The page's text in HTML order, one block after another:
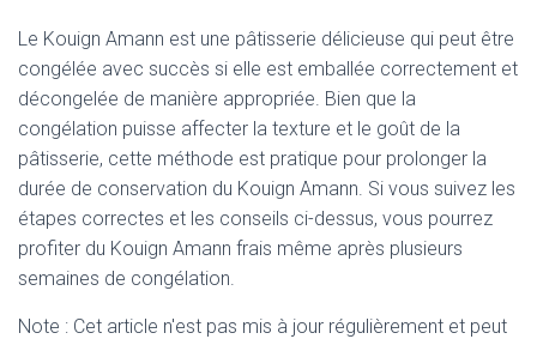
Le Kouign Amann est une pâtisserie délicieuse qui peut être
congélée avec succès si elle est emballée correctement et
décongelée de manière appropriée. Bien que la
congélation puisse affecter la texture et le goût de la
pâtisserie, cette méthode est pratique pour prolonger la
durée de conservation du Kouign Amann. Si vous suivez les
étapes correctes et les conseils ci-dessus, vous pourrez
profiter du Kouign Amann frais même après plusieurs
semaines de congélation.
Note : Cet article n'est pas mis à jour régulièrement et peut